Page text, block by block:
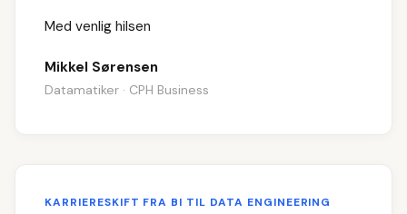
Med venlig hilsen
Mikkel Sørensen
Datamatiker · CPH Business
KARRIERESKIFT FRA BI TIL DATA ENGINEERING